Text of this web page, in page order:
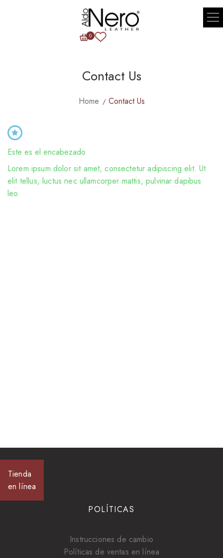
Tienda
en línea
0
Contact Us
Home Contact Us
Este es el encabezado
Lorem ipsum dolor sit amet, consectetur adipiscing elit. Ut
elit tellus, luctus nec ullamcorper mattis, pulvinar dapibus
leo.
POLÍTICAS
Instrucciones de cambio
Políticas de ventas en línea